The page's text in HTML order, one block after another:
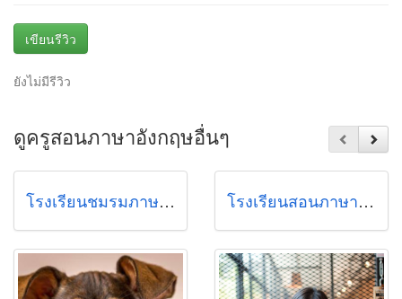
เขียนรีวิว
ยังไม่มีรีวิว
ดูครูสอนภาษาอังกฤษอื่นๆ
โรงเรียนชมรมภาษาอังกฤษ สวนพลู โรงเรียนสอนภาษาอังกฤษนิดา